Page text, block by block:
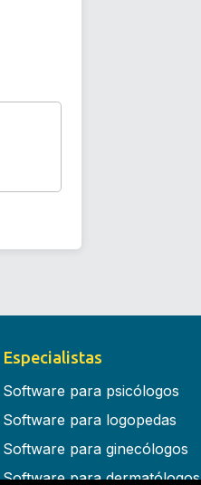
Especialistas
Software para psicólogos
Software para logopedas
Software para ginecólogos
Software para dermatólogos